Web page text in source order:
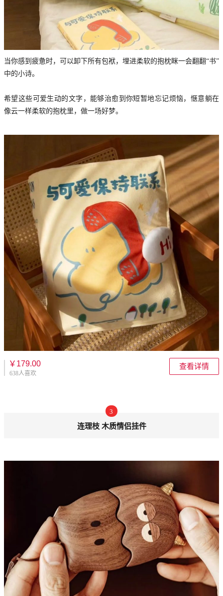
当你感到疲惫时，可以卸下所有包袱，埋进柔软的抱枕眯一会翻翻“书”
中的小诗。
希望这些可爱生动的文字，能够治愈到你短暂地忘记烦恼，惬意躺在
像云一样柔软的抱枕里，做一场好梦。
￥179.00
638人喜欢
查看详情
3
连理枝 木质情侣挂件